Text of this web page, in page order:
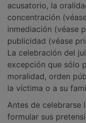
acusatorio, la
concentración
inmediación (véase
publicidad (véase
La celebración del
excepción que sólo
moralidad, orden
la víctima o a su
Antes de celebrarse
formular sus